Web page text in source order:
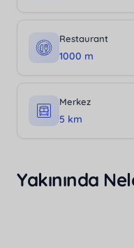
Restaurant
1000 m
Merkez
5 km
Yakınında